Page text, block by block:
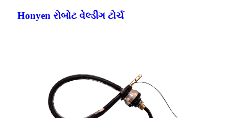
Honyen રોબોટ વેલ્ડીંગ ટોર્ચ